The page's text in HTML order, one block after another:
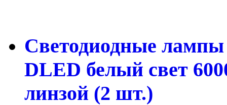
Светодиодные лампы
DLED белый свет
линзой (2 шт.)